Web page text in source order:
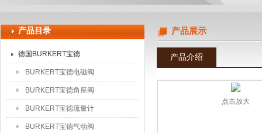
产品目录
德国BURKERT宝德
BURKERT宝德电磁阀
BURKERT宝德角座阀
BURKERT宝德流量计
BURKERT宝德气动阀
产品展示
产品介绍
点击放大